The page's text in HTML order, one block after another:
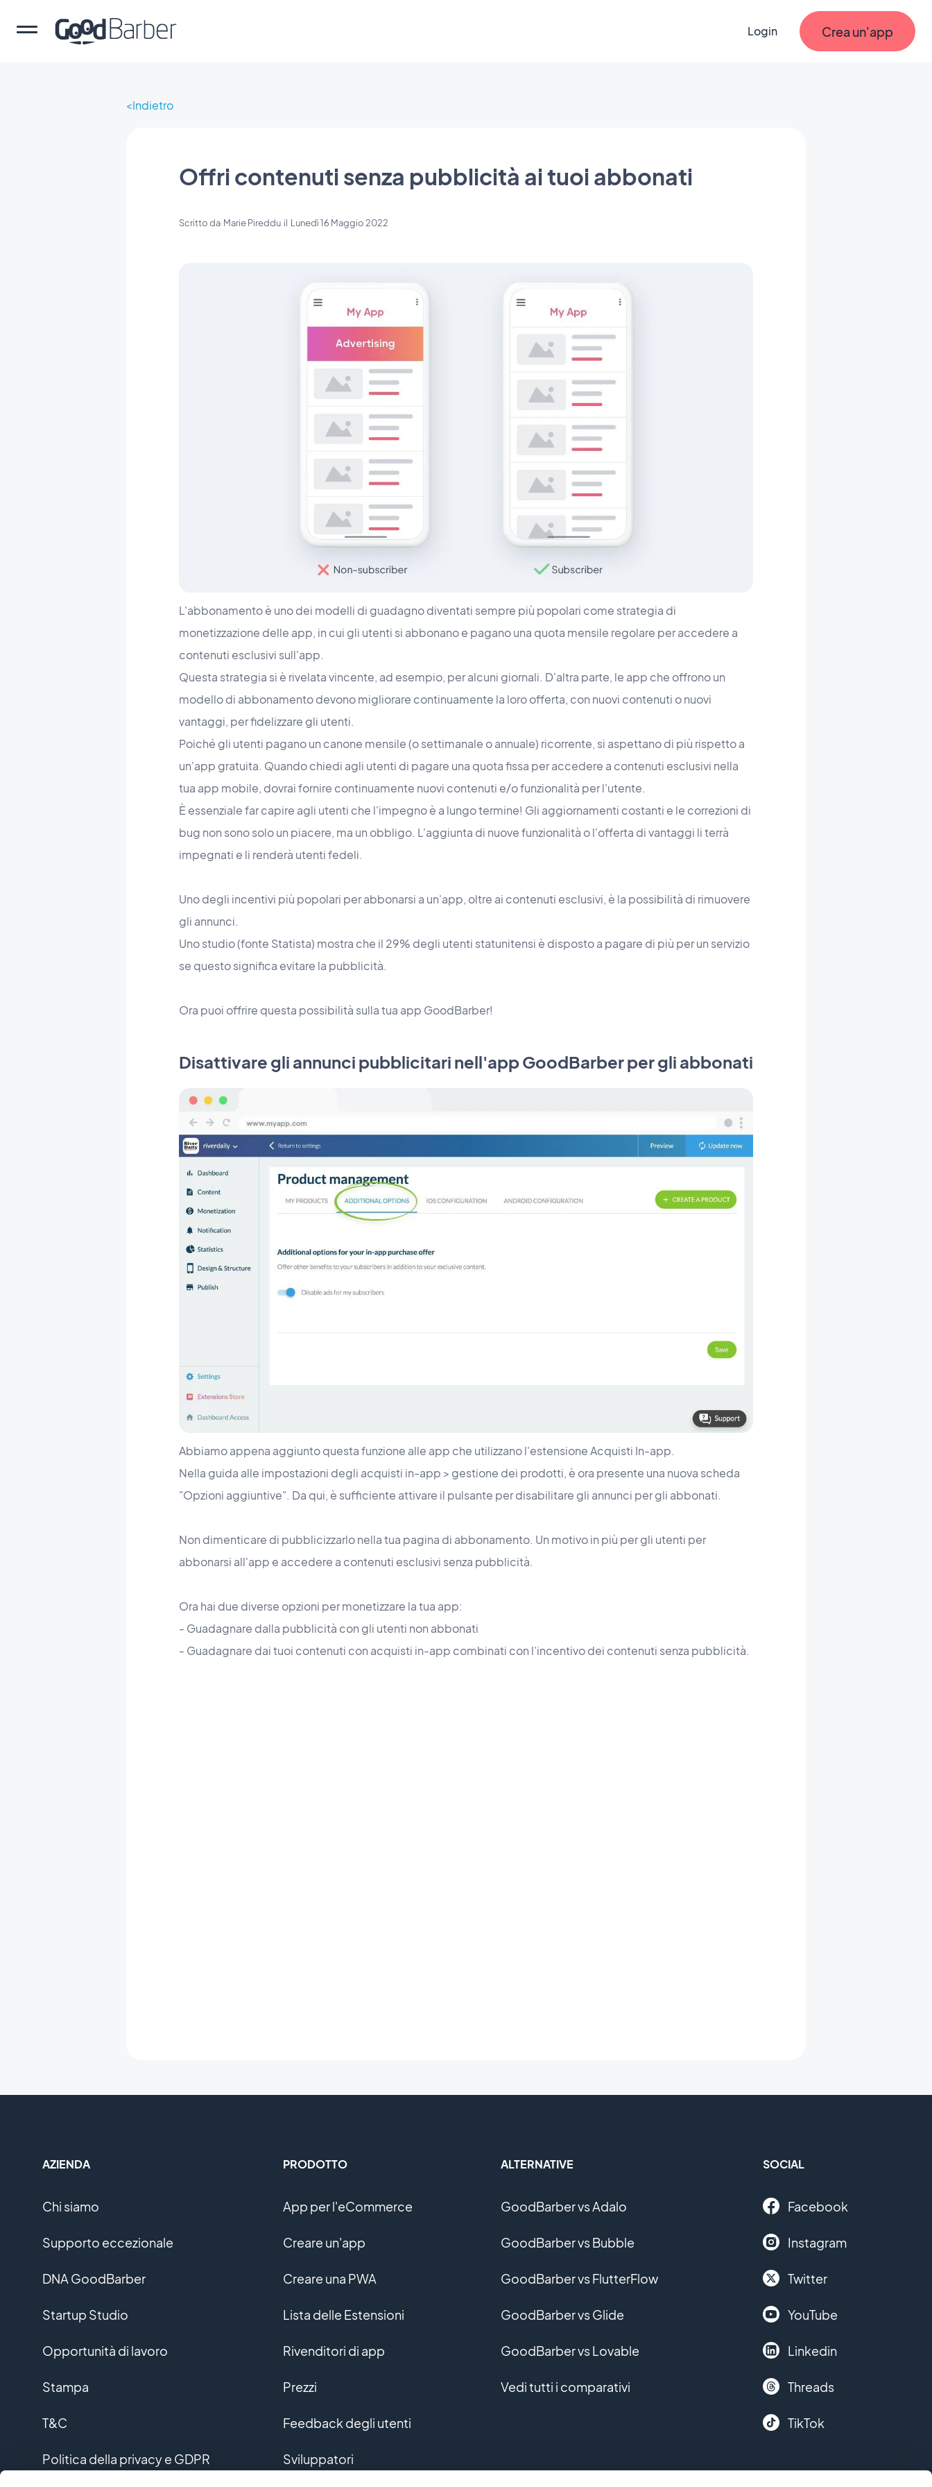
Login Crea un'app
Indietro
Offri contenuti senza pubblicità ai tuoi abbonati
Scritto da Marie Pireddu il Lunedì 16 Maggio 2022
L'abbonamento è uno dei modelli di guadagno diventati sempre più popolari come strategia di
monetizzazione delle app, in cui gli utenti si abbonano e pagano una quota mensile regolare per accedere a
contenuti esclusivi sull'app.
Questa strategia si è rivelata vincente, ad esempio, per alcuni giornali. D'altra parte, le app che offrono un
modello di abbonamento devono migliorare continuamente la loro offerta, con nuovi contenuti o nuovi
vantaggi, per fidelizzare gli utenti.
Poiché gli utenti pagano un canone mensile (o settimanale o annuale) ricorrente, si aspettano di più rispetto a
un'app gratuita. Quando chiedi agli utenti di pagare una quota fissa per accedere a contenuti esclusivi nella
tua app mobile, dovrai fornire continuamente nuovi contenuti e/o funzionalità per l'utente.
È essenziale far capire agli utenti che l'impegno è a lungo termine! Gli aggiornamenti costanti e le correzioni di
bug non sono solo un piacere, ma un obbligo. L'aggiunta di nuove funzionalità o l'offerta di vantaggi li terrà
impegnati e li renderà utenti fedeli.
Uno degli incentivi più popolari per abbonarsi a un'app, oltre ai contenuti esclusivi, è la possibilità di rimuovere
gli annunci.
Uno studio (fonte Statista) mostra che il 29% degli utenti statunitensi è disposto a pagare di più per un servizio
se questo significa evitare la pubblicità.
Ora puoi offrire questa possibilità sulla tua app GoodBarber!
Disattivare gli annunci pubblicitari nell'app GoodBarber per gli abbonati
Abbiamo appena aggiunto questa funzione alle app che utilizzano l'estensione Acquisti In-app.
Nella guida alle impostazioni degli acquisti in-app > gestione dei prodotti, è ora presente una nuova scheda
"Opzioni aggiuntive". Da qui, è sufficiente attivare il pulsante per disabilitare gli annunci per gli abbonati.
Non dimenticare di pubblicizzarlo nella tua pagina di abbonamento. Un motivo in più per gli utenti per
abbonarsi all'app e accedere a contenuti esclusivi senza pubblicità.
Ora hai due diverse opzioni per monetizzare la tua app:
- Guadagnare dalla pubblicità con gli utenti non abbonati
- Guadagnare dai tuoi contenuti con acquisti in-app combinati con l'incentivo dei contenuti senza pubblicità.
AZIENDA
Chi siamo
Supporto eccezionale
DNA GoodBarber
Startup Studio
Opportunità di lavoro
Stampa
T&C
Politica della privacy e GDPR
PRODOTTO
App per l'eCommerce
Creare un'app
Creare una PWA
Lista delle Estensioni
Rivenditori di app
Prezzi
Feedback degli utenti
Sviluppatori
ALTERNATIVE
GoodBarber vs Adalo
GoodBarber vs Bubble
GoodBarber vs FlutterFlow
GoodBarber vs Glide
GoodBarber vs Lovable
Vedi tutti i comparativi
SOCIAL
Facebook
Instagram
Twitter
YouTube
Linkedin
Threads
TikTok